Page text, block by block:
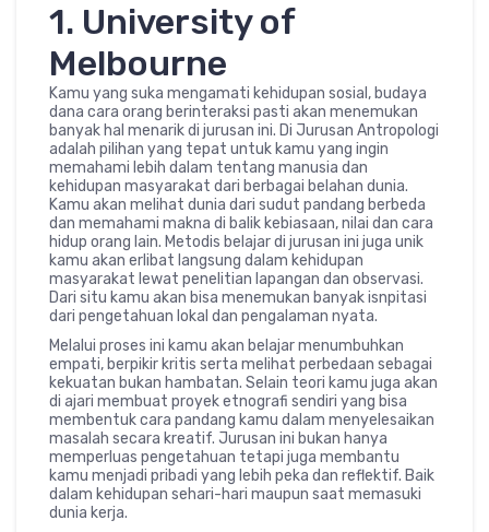
1. University of
Melbourne
Kamu yang suka mengamati kehidupan sosial, budaya
dana cara orang berinteraksi pasti akan menemukan
banyak hal menarik di jurusan ini. Di Jurusan Antropologi
adalah pilihan yang tepat untuk kamu yang ingin
memahami lebih dalam tentang manusia dan
kehidupan masyarakat dari berbagai belahan dunia.
Kamu akan melihat dunia dari sudut pandang berbeda
dan memahami makna di balik kebiasaan, nilai dan cara
hidup orang lain. Metodis belajar di jurusan ini juga unik
kamu akan erlibat langsung dalam kehidupan
masyarakat lewat penelitian lapangan dan observasi.
Dari situ kamu akan bisa menemukan banyak isnpitasi
dari pengetahuan lokal dan pengalaman nyata.
Melalui proses ini kamu akan belajar menumbuhkan
empati, berpikir kritis serta melihat perbedaan sebagai
kekuatan bukan hambatan. Selain teori kamu juga akan
di ajari membuat proyek etnografi sendiri yang bisa
membentuk cara pandang kamu dalam menyelesaikan
masalah secara kreatif. Jurusan ini bukan hanya
memperluas pengetahuan tetapi juga membantu
kamu menjadi pribadi yang lebih peka dan reflektif. Baik
dalam kehidupan sehari-hari maupun saat memasuki
dunia kerja.